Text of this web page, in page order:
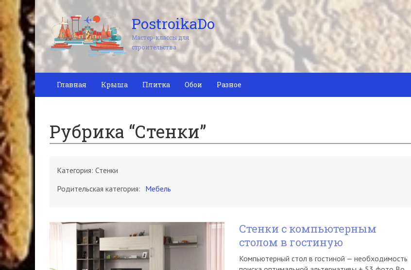
PostroikaDo
Мастер-классы для
строительства
Главная Крыша Плитка Обои Разное
Рубрика “Стенки”
Категория: Стенки
Родительская категория: Мебель
Стенки с компьютерным
столом в гостиную
Компьютерный стол в гостиной — необходимость